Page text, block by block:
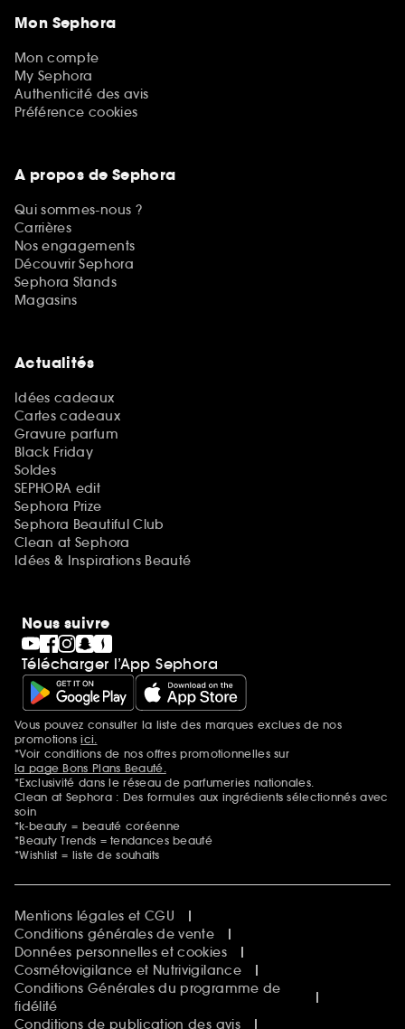
Mon Sephora
Mon compte
My Sephora
Authenticité des avis
Préférence cookies
A propos de Sephora
Qui sommes-nous ?
Carrières
Nos engagements
Découvrir Sephora
Sephora Stands
Magasins
Actualités
Idées cadeaux
Cartes cadeaux
Gravure parfum
Black Friday
Soldes
SEPHORA edit
Sephora Prize
Sephora Beautiful Club
Clean at Sephora
Idées & Inspirations Beauté
Nous suivre
Télécharger l’App Sephora
Mentions additionnelles
Vous pouvez consulter la liste des marques exclues de nos
promotionsici.
*Voir conditions de nos offres promotionnelles sur
la page Bons Plans Beauté.
*Exclusivité dans le réseau de parfumeries nationales.
Clean at Sephora : Des formules aux ingrédients sélectionnés avec
soin
*k-beauty = beauté coréenne
*Beauty Trends = tendances beauté
*Wishlist = liste de souhaits
Mentions légales et CGU
Conditions générales de vente
Données personnelles et cookies
Cosmétovigilance et Nutrivigilance
Conditions Générales du programme de
fidélité
Conditions de publication des avis